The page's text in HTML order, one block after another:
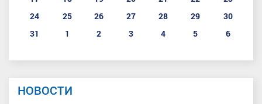
24
25 26 27 28 29
30
31
1 2 3 4 5 6
НОВОСТИ